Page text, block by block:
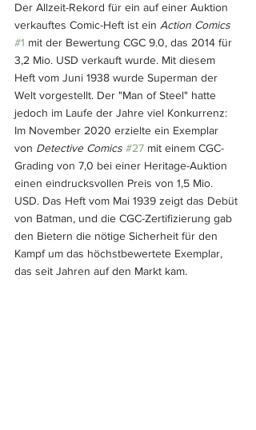
Der Allzeit-Rekord für ein auf einer Auktion
verkauftes Comic-Heft ist ein Action Comics
#1 mit der Bewertung CGC 9.0, das 2014 für
3,2 Mio. USD verkauft wurde. Mit diesem
Heft vom Juni 1938 wurde Superman der
Welt vorgestellt. Der "Man of Steel" hatte
jedoch im Laufe der Jahre viel Konkurrenz:
Im November 2020 erzielte ein Exemplar
von Detective Comics #27 mit einem CGC-
Grading von 7,0 bei einer Heritage-Auktion
einen eindrucksvollen Preis von 1,5 Mio.
USD. Das Heft vom Mai 1939 zeigt das Debüt
von Batman, und die CGC-Zertifizierung gab
den Bietern die nötige Sicherheit für den
Kampf um das höchstbewertete Exemplar,
das seit Jahren auf den Markt kam.